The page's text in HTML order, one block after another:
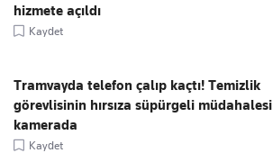
hizmete açıldı
Kaydet
Tramvayda telefon çalıp kaçtı! Temizlik
görevlisinin hırsıza süpürgeli müdahalesi
kamerada
Kaydet